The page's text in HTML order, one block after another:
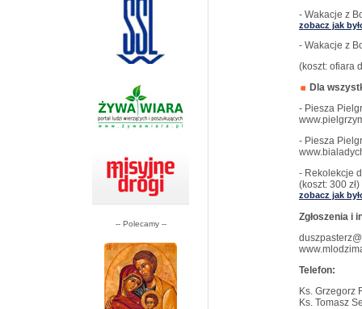
-- Polecamy --
- Wakacje z
zobacz jak
- Wakacje z
(koszt: ofiara
Dla
- Piesza
- Piesza
- Rekolekcje
(koszt: 300 zł)
zobacz jak
Zgłoszenia i
Telefon:
Ks. Grzegorz
Ks. Tomasz